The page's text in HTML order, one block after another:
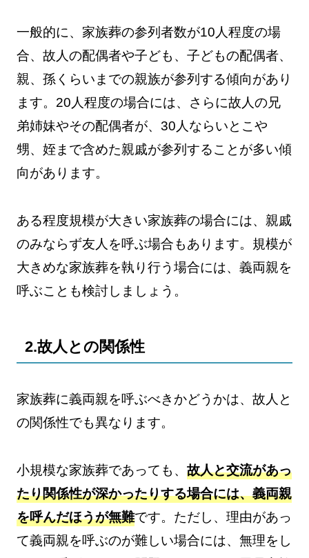
一般的に、家族葬の参列者数が10人程度の場
合、故人の配偶者や子ども、子どもの配偶者、
親、孫くらいまでの親族が参列する傾向があり
ます。20人程度の場合には、さらに故人の兄
弟姉妹やその配偶者が、30人ならいとこや
甥、姪まで含めた親戚が参列することが多い傾
向があります。
ある程度規模が大きい家族葬の場合には、親戚
のみならず友人を呼ぶ場合もあります。規模が
大きめな家族葬を執り行う場合には、義両親を
呼ぶことも検討しましょう。
2.故人との関係性
家族葬に義両親を呼ぶべきかどうかは、故人と
の関係性でも異なります。
小規模な家族葬であっても、 故人と交流があっ
たり関係性が深かったりする場合には、義両親
を呼んだほうが無難です。ただし、理由があっ
て義両親を呼ぶのが難しい場合には、無理をし